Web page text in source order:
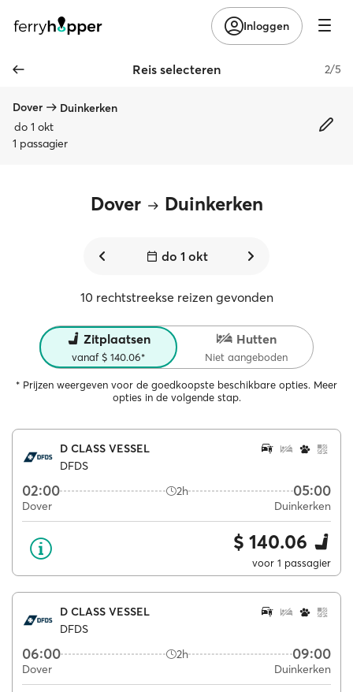
Inloggen
Reis selecteren 2/5
Dover
Duinkerken
do 1 okt
1 passagier
Dover Duinkerken
do 1 okt
10 rechtstreekse reizen gevonden
Zitplaatsen
vanaf $ 140.06*
Hutten
Niet aangeboden
* Prijzen weergeven voor de goedkoopste beschikbare opties. Meer
opties in de volgende stap.
D CLASS VESSEL
DFDS
02:00 2h 05:00
Dover Duinkerken
$ 140.06
voor 1 passagier
D CLASS VESSEL
DFDS
06:00 2h 09:00
Dover Duinkerken